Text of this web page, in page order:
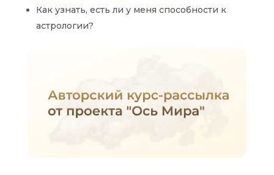
Как узнать, есть ли у меня способности к
астрологии?
Отправить